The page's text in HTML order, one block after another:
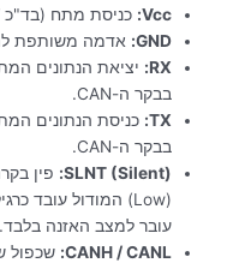
Vcc: כניסת מתח (בד"כ 5V) להפעלת ה-Transceiver.
GND: אדמה משותפת
RX:
בבקר ה-CAN.
TX:
בבקר ה-CAN.
SLNT (Silent): פין
עובר למצב האזנה בלבד.
CANH / CANL: